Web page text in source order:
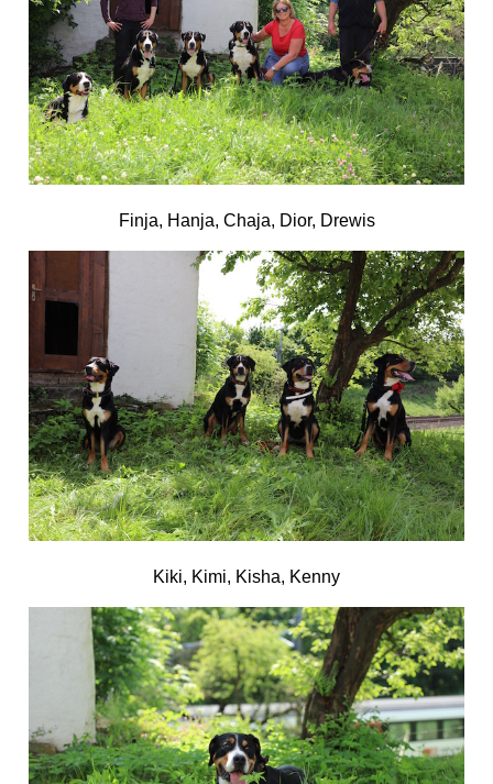
Finja, Hanja, Chaja, Dior, Drewis
Kiki, Kimi, Kisha, Kenny